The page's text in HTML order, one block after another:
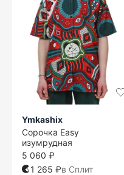
Ymkashix
Сорочка Easy
изумрудная
5 060 ₽
1 265 ₽в Сплит